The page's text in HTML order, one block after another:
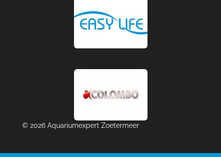
© 2026 Aquariumexpert Zoetermeer